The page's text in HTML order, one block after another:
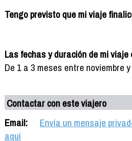
Tengo previsto que mi viaje
Las fechas y duración de mi viaje
De 1 a 3 meses entre noviembre
Contactar con este viajero
Email:
Envía un mensaje
aquí